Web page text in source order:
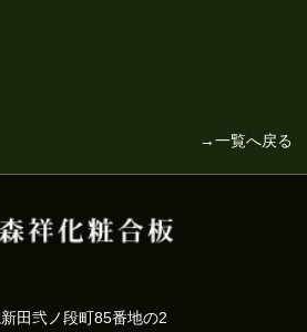
→一覧へ戻る
田弐ノ段町85番地の2